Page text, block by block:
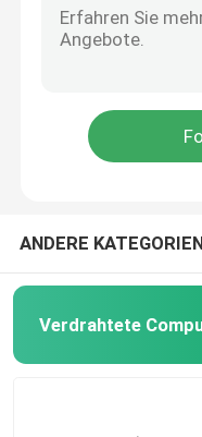
ANDERE